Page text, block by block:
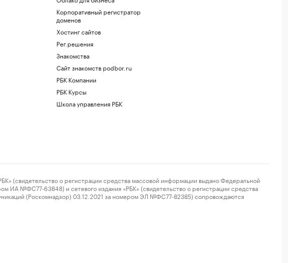
Корпоративный регистратор
доменов
Хостинг сайтов
Рег.решения
Знакомства
Сайт знакомств podbor.ru
РБК Компании
РБК Курсы
Школа управления РБК
о регистрации средства массовой информации выдано Федеральной
ИА №ФС77-63848) и сетевого издания «РБК» (свидетельство о регистрации средства
(Роскомнадзор) 03.12.2021 за номером ЭЛ №ФС77-82385) сопровождаются